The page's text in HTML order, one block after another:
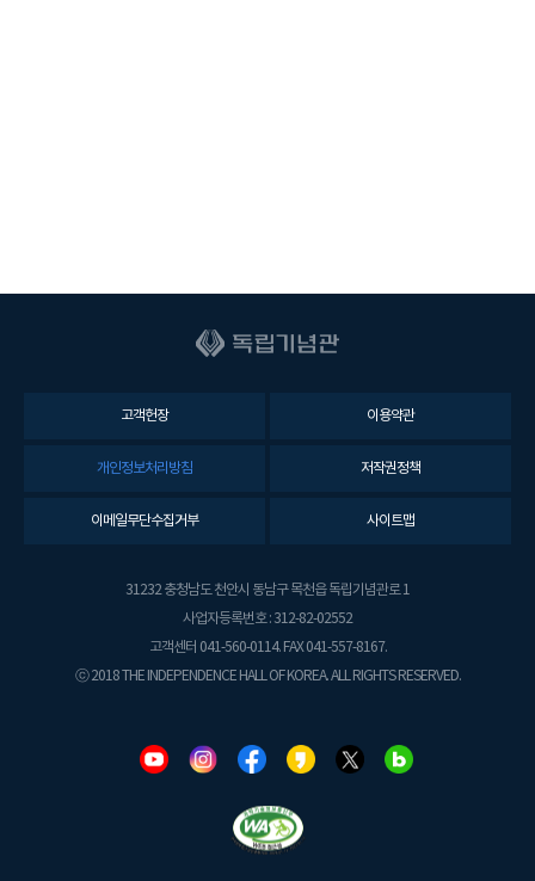
고객헌장 이용약관
개인정보처리방침 저작권정책
이메일무단수집거부 사이트맵
31232 충청남도 천안시 동남구 목천읍 독립기념관로 1
사업자등록번호 : 312-82-02552
고객센터 041-560-0114. FAX 041-557-8167.
ⓒ 2018 THE INDEPENDENCE HALL OF KOREA. ALL RIGHTS RESERVED.